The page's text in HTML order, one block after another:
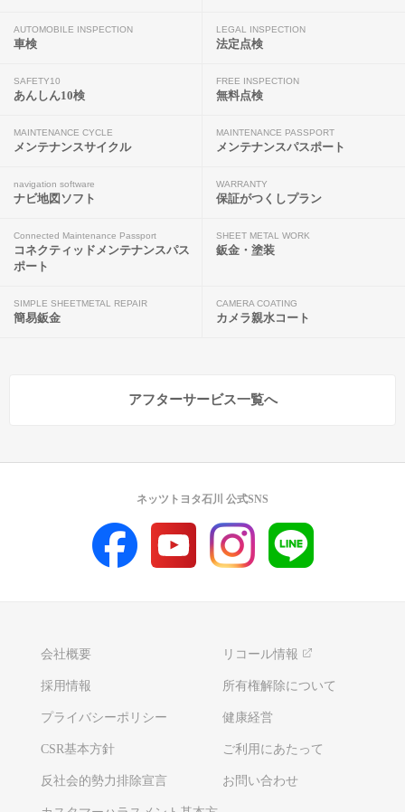
AUTOMOBILE INSPECTION
車検
LEGAL INSPECTION
法定点検
SAFETY10
あんしん10検
FREE INSPECTION
無料点検
MAINTENANCE CYCLE
メンテナンスサイクル
MAINTENANCE PASSPORT
メンテナンスパスポート
navigation software
ナビ地図ソフト
WARRANTY
保証がつくしプラン
Connected Maintenance Passport
コネクティッドメンテナンスパス
ポート
SHEET METAL WORK
鈑金・塗装
SIMPLE SHEETMETAL REPAIR
簡易鈑金
CAMERA COATING
カメラ親水コート
アフターサービス一覧へ
会社概要 リコール情報
採用情報 所有権解除について
プライバシーポリシー 健康経営
CSR基本方針 ご利用にあたって
反社会的勢力排除宣言 お問い合わせ
ネッツトヨタ石川 公式SNS